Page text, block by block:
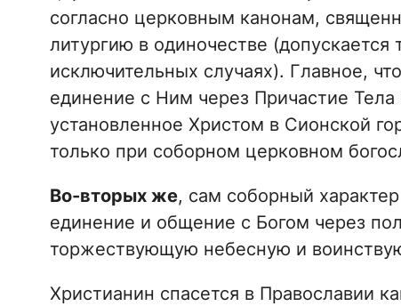
согласно церковным канонам,
литургию в одиночестве
исключительных случаях). Главное,
единение с Ним через Причастие Тела
установленное Христом в Сионской
только при соборном церковном
Во-вторых же, сам соборный
единение и общение с Богом через
торжествующую небесную и
Христианин спасется в Православии